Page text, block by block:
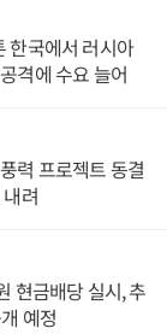
한국에서 러시아
격에 수요 늘어
력 프로젝트 동결
려
현금배당 실시, 추
예정